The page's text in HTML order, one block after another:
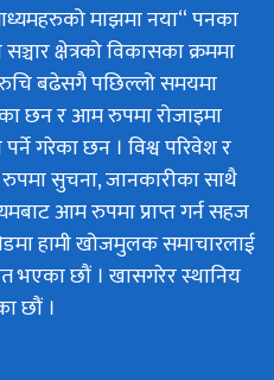
माझमा नया“ पनका
क्षेत्रको विकासका क्रममा
रुचि बढेसगै पछिल्लो समयमा
छन र आम रुपमा रोजाइमा
गरेका छन । विश्व परिवेश र
सुचना, जानकारीका साथै
आम रुपमा प्राप्त गर्न सहज
हामी खोजमुलक समाचारलाई
भएका छौं । खासगरेर स्थानिय
छौं ।